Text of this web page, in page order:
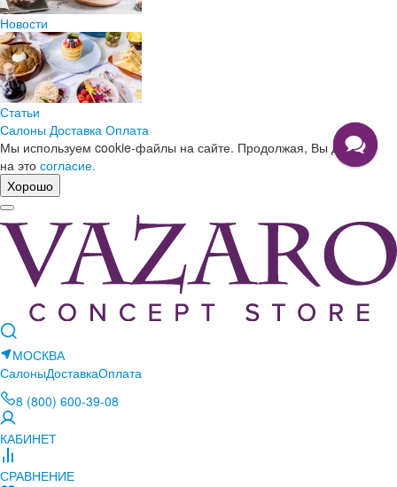
Новости
Статьи
Салоны Доставка Оплата
Мы используем cookie-файлы на сайте. Продолжая, Вы даете
на это согласие.
Хорошо
МОСКВА
СалоныДоставкаОплата
8 (800) 600-39-08
КАБИНЕТ
СРАВНЕНИЕ